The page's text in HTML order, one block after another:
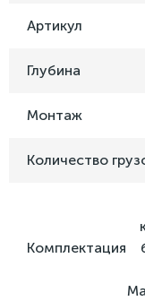
Артикул
Глубина
Монтаж
Количество
Комплектация